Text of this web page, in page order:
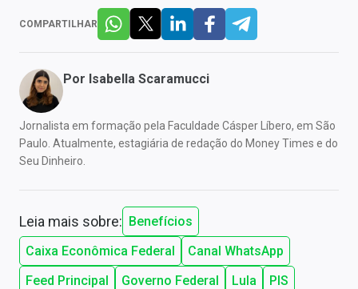
COMPARTILHAR
Por Isabella Scaramucci
Jornalista em formação pela Faculdade Cásper Líbero, em São
Paulo. Atualmente, estagiária de redação do Money Times e do
Seu Dinheiro.
Leia mais sobre: Benefícios
Caixa Econômica Federal
Canal WhatsApp
Feed Principal
Governo Federal Lula
PIS